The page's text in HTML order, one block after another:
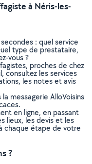
à Néris-les-
: quel service
type de prestataire,
vous ?
proches de chez
consultez les services
les notes et avis
messagerie AlloVoisins
en ligne, en passant
lieux, les devis et les
chaque étape de votre
?